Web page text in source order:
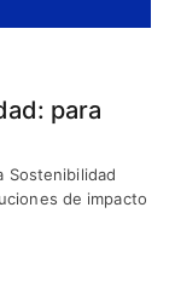
para
Sostenibilidad
de impacto